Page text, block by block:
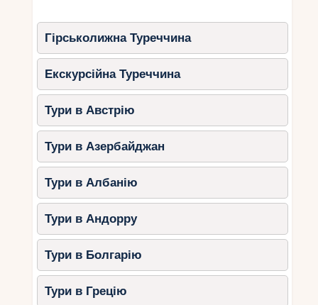
Гірськолижна Туреччина
Екскурсійна Туреччина
Тури в Австрію
Тури в Азербайджан
Тури в Албанію
Тури в Андорру
Тури в Болгарію
Тури в Грецію